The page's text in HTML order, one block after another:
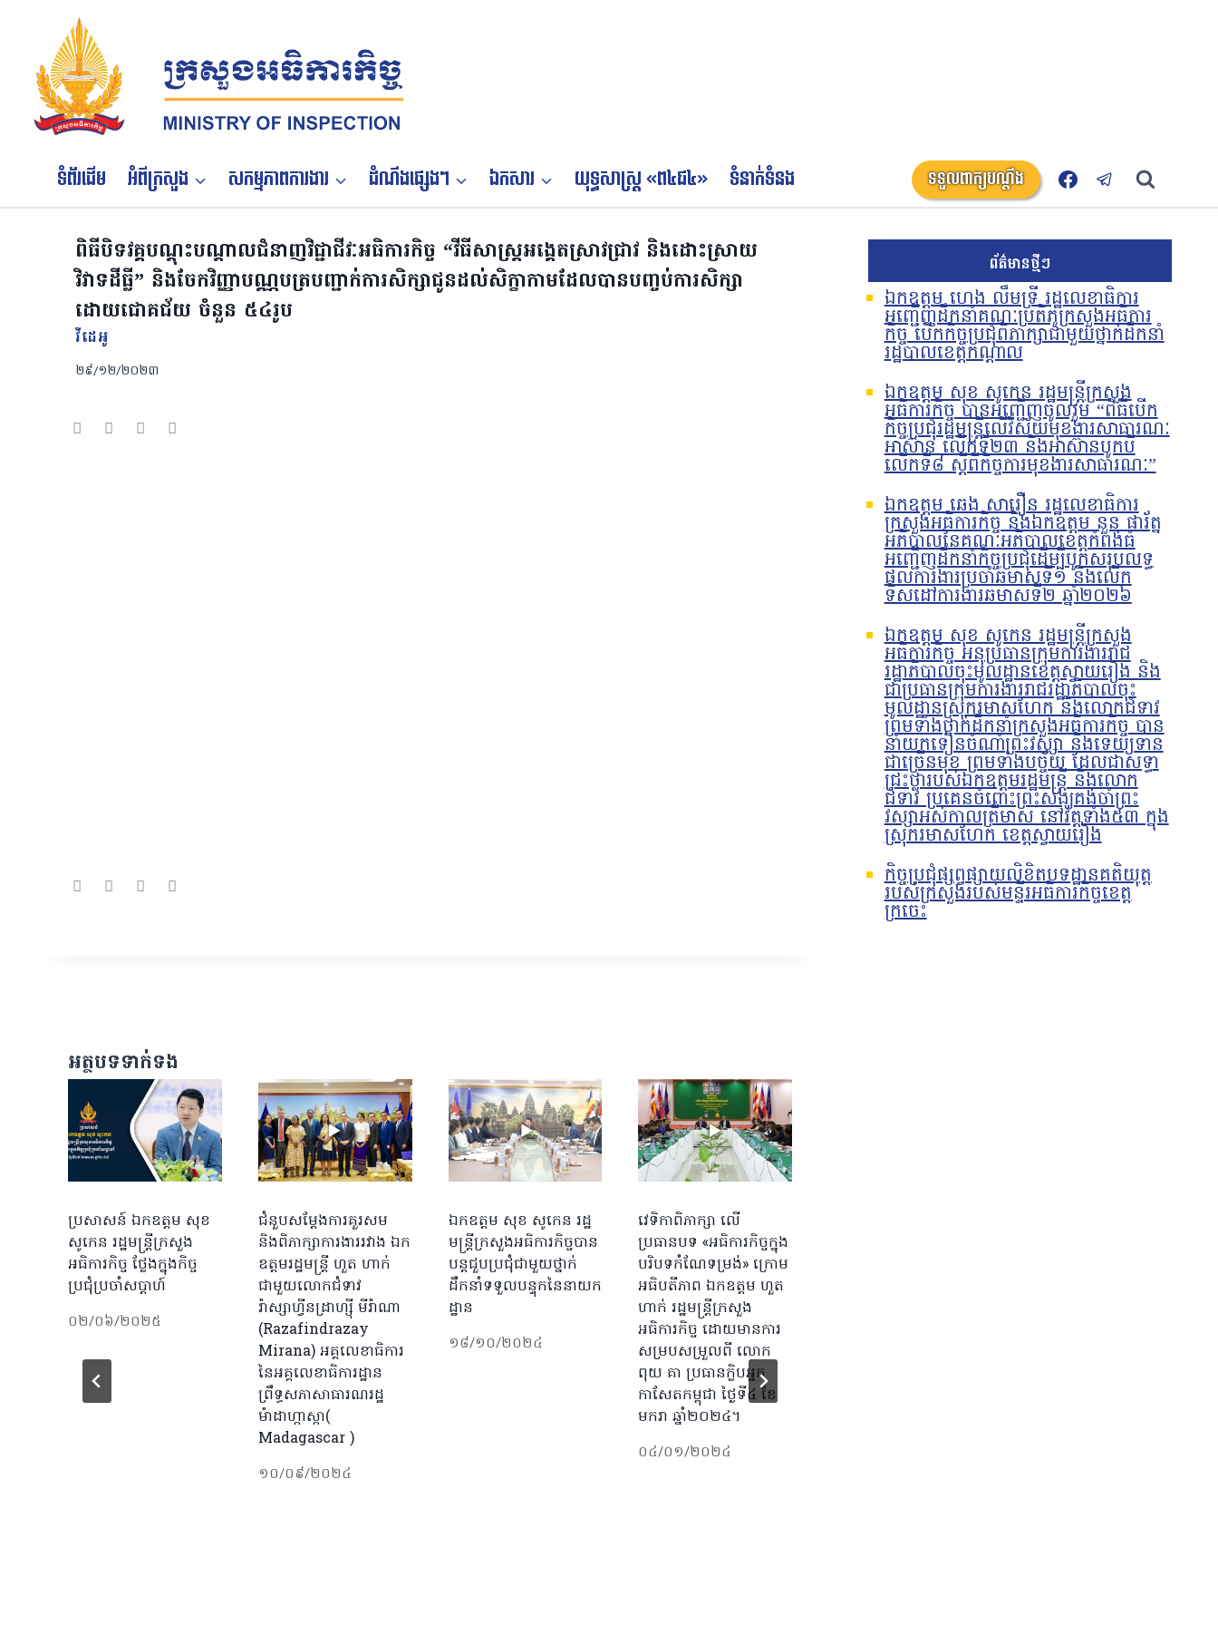
content
ទំព័រដើម អំពីក្រសួង សកម្មភាពការងារ ដំណឹងផ្សេងៗ ឯកសារ យុទ្ធសាស្ត្រ «ព៤ជ៤» ទំនាក់ទំនង ទទួលពាក្យបណ្តឹង
ពិធីបិទវគ្គបណ្តុះបណ្តាលជំនាញវិជ្ជាជីវៈអធិការកិច្ច “វីធីសាស្រ្តអង្គេតស្រាវជ្រាវ និងដោះស្រាយ
វិវាទដីធ្លី” និងចែកវិញ្ញាបណ្ណបត្របញ្ជាក់ការសិក្សាជូនដល់សិក្ខាកាមដែលបានបញ្ចប់ការសិក្សា
ដោយជោគជ័យ ចំនួន ៥៤រូប
វីដេអូ
២៩/១២/២០២៣
អត្ថបទទាក់ទង
ប្រសាសន៍ ឯកឧត្តម សុខ
សូកេន រដ្ឋមន្ត្រីក្រសួង
អធិការកិច្ច ថ្លែងក្នុងកិច្ច
ប្រជុំប្រចាំសប្ដាហ៍
០២/០៦/២០២៥
ជំនួបសម្តែងការគួរសម
និងពិភាក្សាការងាររវាង ឯក
ឧត្តមរដ្ឋមន្ត្រី ហួត ហាក់
ជាមួយលោកជំទាវ
រ៉ាស្សាហ្វីនដ្រាហ្ស៊ី មីរ៉ាណា
(Razafindrazay
Mirana) អគ្គលេខាធិការ
នៃអគ្គលេខាធិការដ្ឋាន
ព្រឹទ្ធសភាសាធារណរដ្ឋ
ម៉ាដាហ្កាស្កា(
Madagascar )
១០/០៩/២០២៤
ឯកឧត្តម សុខ សូកេន រដ្ឋ
មន្ត្រីក្រសួងអធិការកិច្ចបាន
បន្តជួបប្រជុំជាមួយថ្នាក់
ដឹកនាំទទួលបន្ទុកនៃនាយក
ដ្ឋាន
១៨/១០/២០២៤
វេទិកាពិភាក្សា លើ
ប្រធានបទ «អធិការកិច្ចក្នុង
បរិបទកំណែទម្រង់» ក្រោម
អធិបតីភាព ឯកឧត្តម ហួត
ហាក់ រដ្ឋមន្រ្តីក្រសួង
អធិការកិច្ច ដោយមានការ
សម្របសម្រួលពី លោក
ពុយ គា ប្រធានក្លិបអ្នក
កាសែតកម្ពុជា ថ្ងៃទី៤ ខែ
មករា ឆ្នាំ២០២៤។
០៤/០១/២០២៤
ព័ត៌មានថ្មីៗ
ឯកឧត្តម ហេង លឹមទ្រី រដ្ឋលេខាធិការ
អញ្ជើញដឹកនាំគណៈប្រតិភូក្រសួងអធិការ
កិច្ច បើកកិច្ចប្រជុំពិភាក្សាជាមួយថ្នាក់ដឹកនាំ
រដ្ឋបាលខេត្តកណ្តាល
ឯកឧត្តម សុខ សូកេន រដ្ឋមន្រ្តីក្រសួង
អធិការកិច្ច បានអញ្ជើញចូលរួម “ពិធីបើក
កិច្ចប្រជុំរដ្ឋមន្ត្រីលើវិស័យមុខងារសាធារណៈ
អាស៊ាន លើកទី២៣ និងអាស៊ានបូកបី
លើកទី៨ ស្តីពីកិច្ចការមុខងារសាធារណៈ”
ឯកឧត្តម ឆេង សារឿន រដ្ឋលេខាធិការ
ក្រសួងអធិការកិច្ច និងឯកឧត្តម នួន ផារ័ត្ន
អភិបាលនៃគណៈអភិបាលខេត្តកំពង់ធំ
អញ្ជើញដឹកនាំកិច្ចប្រជុំដើម្បីបូកសរុបលទ្ធ
ផលការងារប្រចាំឆមាសទី១ និងលើក
ទិសដៅការងារឆមាសទី២ ឆ្នាំ២០២៦
ឯកឧត្តម សុខ សូកេន រដ្ឋមន្រ្តីក្រសួង
អធិការកិច្ច អនុប្រធានក្រុមការងាររាជ
រដ្ឋាភិបាលចុះមូលដ្ឋានខេត្តស្វាយរៀង និង
ជាប្រធានក្រុមការងាររាជរដ្ឋាភិបាលចុះ
មូលដ្ឋានស្រុករមាសហែក និងលោកជំទាវ
ព្រមទាំងថ្នាក់ដឹកនាំក្រសួងអធិការកិច្ច បាន
នាំយកទៀនចំណាំព្រះវស្សា និងទេយ្យទាន
ជាច្រើនមុខ ព្រមទាំងបច្ច័យ ដែលជាសទ្ធា
ជ្រះថ្លារបស់ឯកឧត្តមរដ្ឋមន្រ្តី និងលោក
ជំទាវ ប្រគេនចំពោះព្រះសង្ឃគង់ចាំព្រះ
វស្សាអស់កាលត្រីមាស នៅវត្តទាំង៥៣ ក្នុង
ស្រុករមាសហែក ខេត្តស្វាយរៀង
កិច្ចប្រជុំផ្សព្វផ្សាយលិខិតបទដ្ឋានគតិយុត្ត
របស់ក្រសួងរបស់មន្ទីរអធិការកិច្ចខេត្ត
ក្រចេះ